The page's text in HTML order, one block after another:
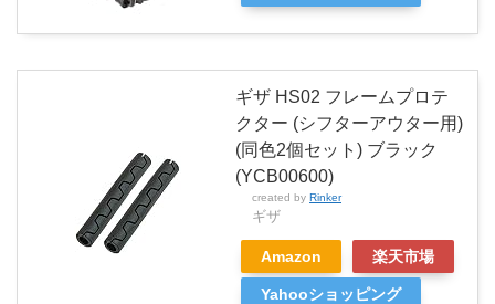
ギザ HS02 フレームプロテ
クター (シフターアウター用)
(同色2個セット) ブラック
(YCB00600)
created by Rinker
ギザ
Amazon 楽天市場
Yahooショッピング